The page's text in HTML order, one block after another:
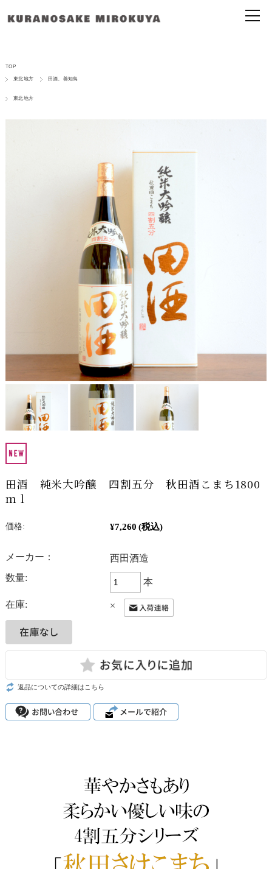
TOP
東北地方 田酒、善知鳥
東北地方
田酒 純米大吟醸 四割五分 秋田酒こまち1800
ｍｌ
価格: ¥7,260 (税込)
メーカー：
西田酒造
数量:
本
在庫: ×
返品についての詳細はこちら